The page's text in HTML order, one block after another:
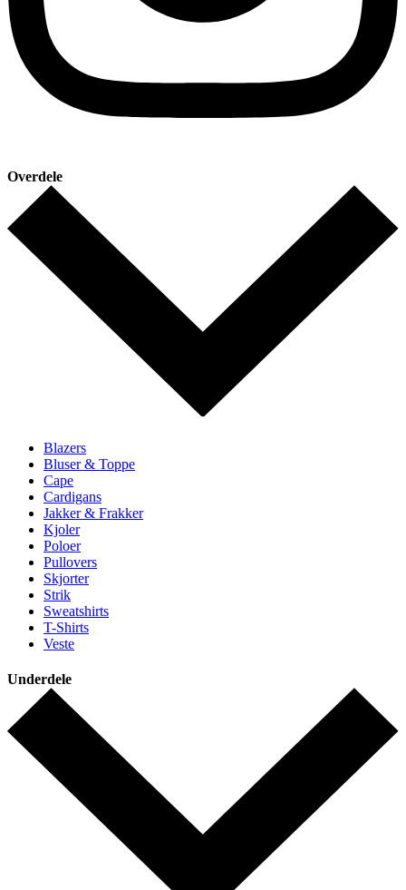
Overdele
Blazers
Bluser & Toppe
Cape
Cardigans
Jakker & Frakker
Kjoler
Poloer
Pullovers
Skjorter
Strik
Sweatshirts
T-Shirts
Veste
Underdele